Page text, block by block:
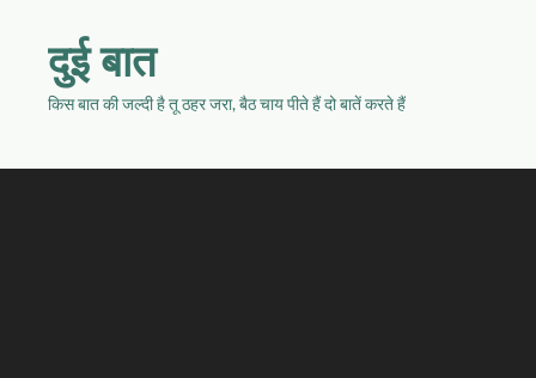
दुई बात
किस बात की जल्दी है तू ठहर जरा, बैठ चाय पीते हैं दो बातें करते हैं